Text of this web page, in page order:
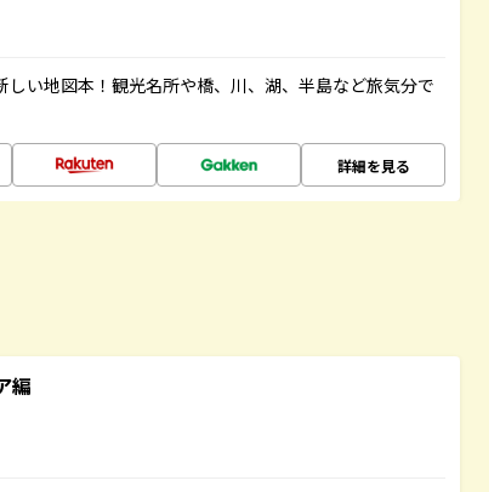
しい地図本！観光名所や橋、川、湖、半島など旅気分で
詳細を見る
編